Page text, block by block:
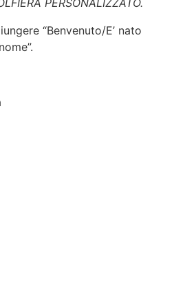
PERSONALIZZATO.
“Benvenuto/E’ nato